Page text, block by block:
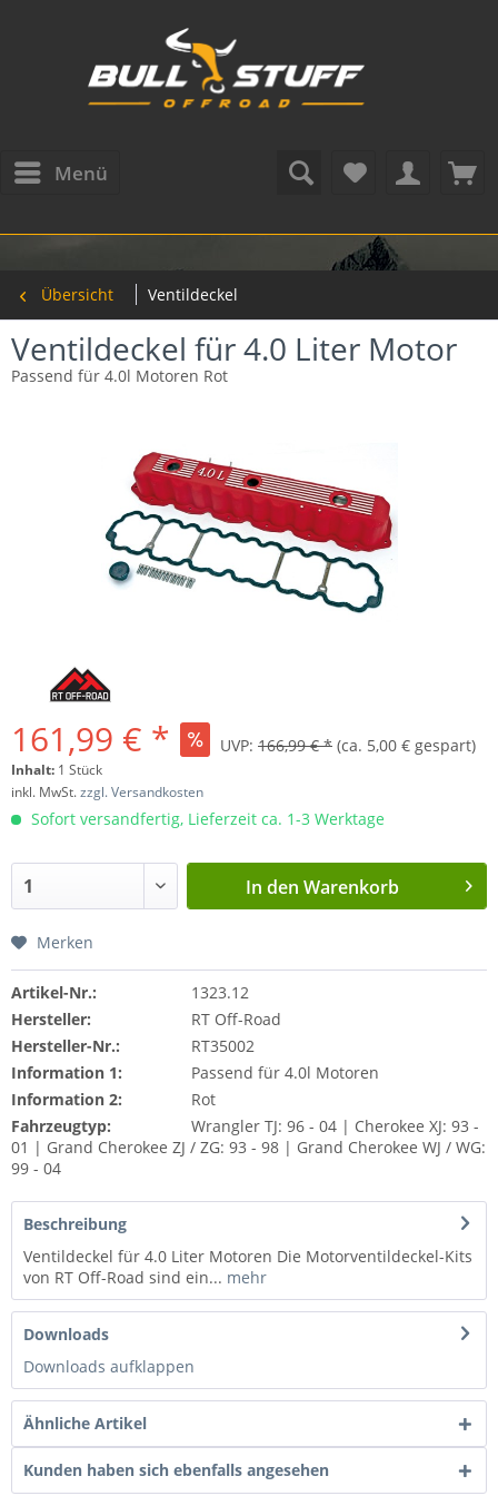
Menü
Übersicht Ventildeckel
Ventildeckel für 4.0 Liter Motor
Passend für 4.0l Motoren Rot
161,99 € * UVP: 166,99 € * (ca. 5,00 € gespart)
Inhalt: 1 Stück
inkl. MwSt.zzgl. Versandkosten
Sofort versandfertig, Lieferzeit ca. 1-3 Werktage
In den Warenkorb
Merken
Artikel-Nr.:
1323.12
Hersteller:
RT Off-Road
Hersteller-Nr.:
RT35002
Information 1:
Passend für 4.0l Motoren
Information 2:
Rot
Fahrzeugtyp:
Wrangler TJ: 96 - 04 | Cherokee XJ: 93 -
01 | Grand Cherokee ZJ / ZG: 93 - 98 | Grand Cherokee WJ / WG:
99 - 04
Beschreibung
Ventildeckel für 4.0 Liter Motoren Die Motorventildeckel-Kits
von RT Off-Road sind ein... mehr
Downloads
Downloads aufklappen
Ähnliche Artikel
Kunden haben sich ebenfalls angesehen